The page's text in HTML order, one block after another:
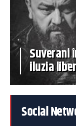
Suverani
iluzia
Social